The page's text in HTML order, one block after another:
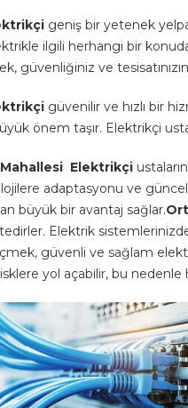
geniş bir yetenek
ilgili herhangi bir
güvenliğiniz ve
güvenilir ve hızlı bir
önem taşır. Elektrikçi
Elektrikçi
adaptasyonu ve
büyük bir avantaj sağlar.
Elektrik
güvenli ve sağlam
yol açabilir, bu